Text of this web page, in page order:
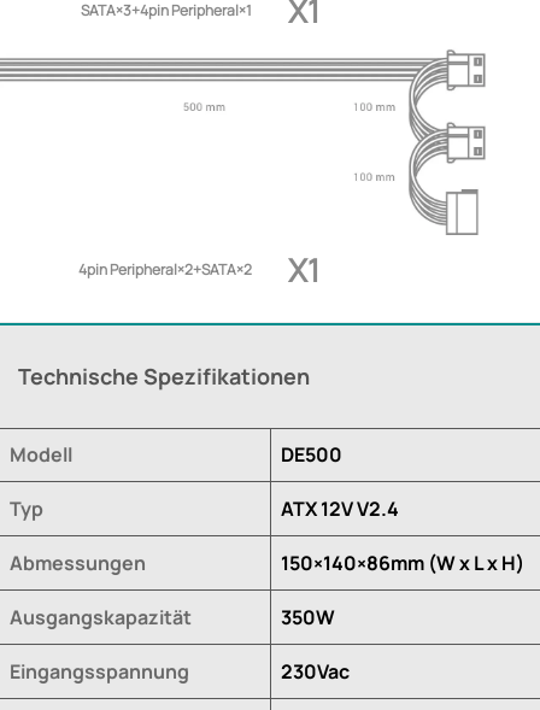
SATA×3+4pin Peripheral×1 X1
4pin Peripheral×2+SATA×2 X1
Technische Spezifikationen
Modell DE500
Typ ATX 12V V2.4
Abmessungen 150×140×86mm (W x L x H)
Ausgangskapazität 350W
Eingangsspannung 230Vac